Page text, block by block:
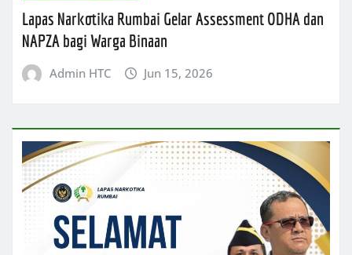
Lapas Narkotika Rumbai Gelar Assessment ODHA dan
NAPZA bagi Warga Binaan
Admin HTC Jun 15, 2026